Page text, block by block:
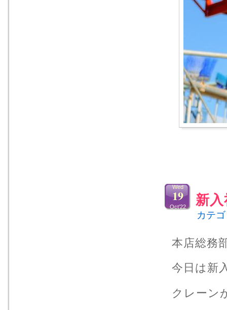
新
Wed
19
Oct’22
カテ
本店総務
今日は新
クレーン